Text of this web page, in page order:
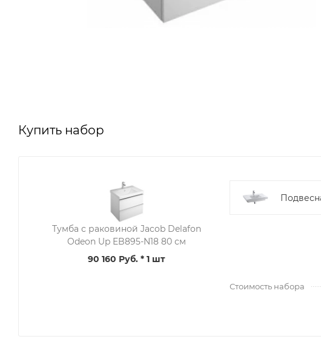
Купить набор
Тумба с раковиной Jacob Delafon
Odeon Up EB895-N18 80 см
90 160 Руб. * 1 шт
Стоимость набора